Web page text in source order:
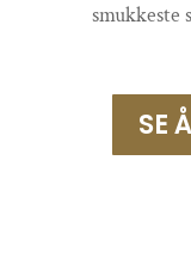
smukkeste
SE